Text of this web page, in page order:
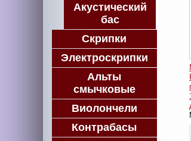
Акустический
бас
Скрипки
Электроскрипки
Альты
смычковые
Виолончели
Контрабасы